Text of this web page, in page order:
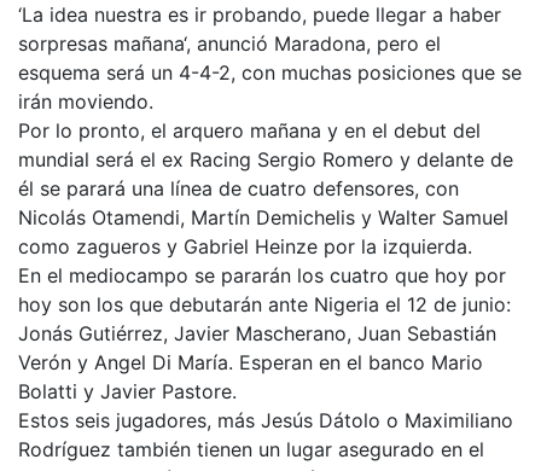
‘La idea nuestra es ir probando, puede llegar a haber
sorpresas mañana‘, anunció Maradona, pero el
esquema será un 4-4-2, con muchas posiciones que se
irán moviendo.
Por lo pronto, el arquero mañana y en el debut del
mundial será el ex Racing Sergio Romero y delante de
él se parará una línea de cuatro defensores, con
Nicolás Otamendi, Martín Demichelis y Walter Samuel
como zagueros y Gabriel Heinze por la izquierda.
En el mediocampo se pararán los cuatro que hoy por
hoy son los que debutarán ante Nigeria el 12 de junio:
Jonás Gutiérrez, Javier Mascherano, Juan Sebastián
Verón y Angel Di María. Esperan en el banco Mario
Bolatti y Javier Pastore.
Estos seis jugadores, más Jesús Dátolo o Maximiliano
Rodríguez también tienen un lugar asegurado en el